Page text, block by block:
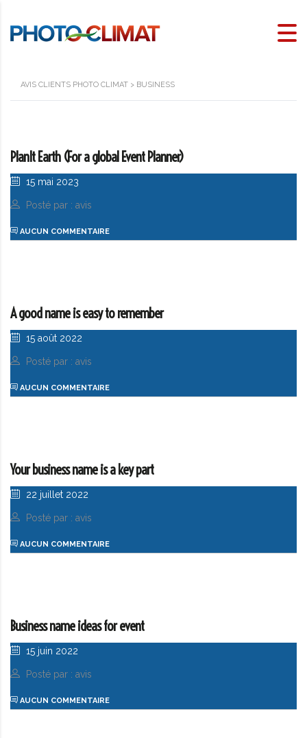
AVIS CLIENTS PHOTO CLIMAT > BUSINESS
PlanIt Earth (For a global Event Planner)
15 mai 2023
Posté par : avis
AUCUN COMMENTAIRE
A good name is easy to remember
15 août 2022
Posté par : avis
AUCUN COMMENTAIRE
Your business name is a key part
22 juillet 2022
Posté par : avis
AUCUN COMMENTAIRE
Business name ideas for event
15 juin 2022
Posté par : avis
AUCUN COMMENTAIRE